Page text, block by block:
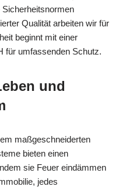
Sicherheitsnormen
Qualität arbeiten wir für
beginnt mit einer
für umfassenden Schutz.
und
maßgeschneiderten
bieten einen
sie Feuer eindämmen
jedes